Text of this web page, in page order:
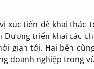
xúc tiến để khai
Dương triển khai các
gian tới. Hai bên
doanh nghiệp trong